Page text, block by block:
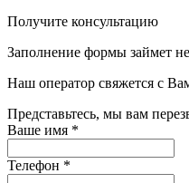
Получите консультацию
Заполнение формы займет
Наш оператор свяжется с
Представьтесь, мы вам
Ваше имя *
Телефон *